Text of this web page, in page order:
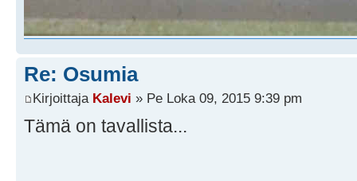
Re: Osumia
Kirjoittaja Kalevi » Pe Loka 09, 2015 9:39 pm
Tämä on tavallista...